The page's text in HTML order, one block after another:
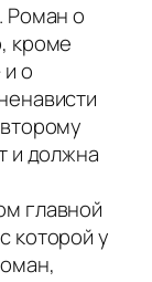
Роман о
кроме
о
и должна
главной
которой у